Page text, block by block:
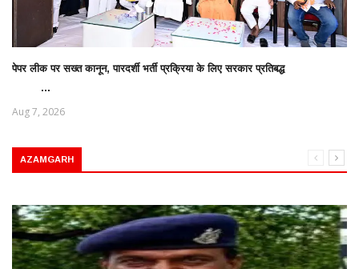
पेपर लीक पर सख्त कानून, पारदर्शी भर्ती प्रक्रिया के लिए सरकार प्रतिबद्ध
...
Aug 7, 2026
AZAMGARH